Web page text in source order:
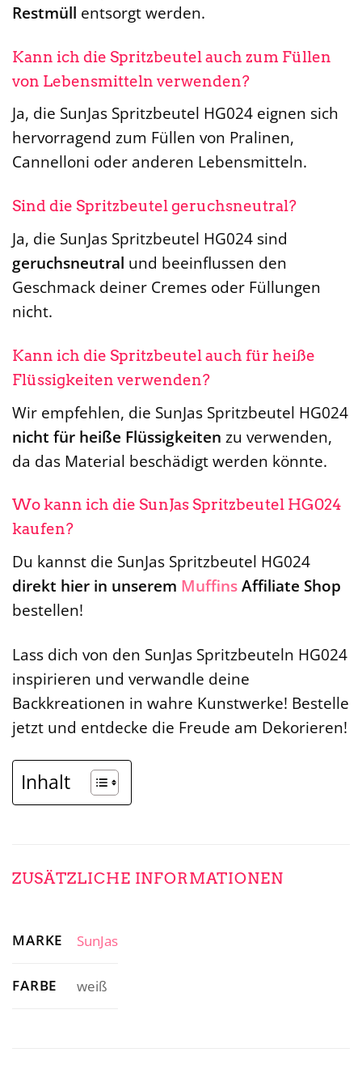
Restmüll entsorgt werden.
Kann ich die Spritzbeutel auch zum Füllen
von Lebensmitteln verwenden?
Ja, die SunJas Spritzbeutel HG024 eignen sich
hervorragend zum Füllen von Pralinen,
Cannelloni oder anderen Lebensmitteln.
Sind die Spritzbeutel geruchsneutral?
Ja, die SunJas Spritzbeutel HG024 sind
geruchsneutral und beeinflussen den
Geschmack deiner Cremes oder Füllungen
nicht.
Kann ich die Spritzbeutel auch für heiße
Flüssigkeiten verwenden?
Wir empfehlen, die SunJas Spritzbeutel HG024
nicht für heiße Flüssigkeiten zu verwenden,
da das Material beschädigt werden könnte.
Wo kann ich die SunJas Spritzbeutel HG024
kaufen?
Du kannst die SunJas Spritzbeutel HG024
direkt hier in unserem MuffinsAffiliate Shop
bestellen!
Lass dich von den SunJas Spritzbeuteln HG024
inspirieren und verwandle deine
Backkreationen in wahre Kunstwerke! Bestelle
jetzt und entdecke die Freude am Dekorieren!
Inhalt
ZUSÄTZLICHE INFORMATIONEN
MARKE SunJas
FARBE weiß